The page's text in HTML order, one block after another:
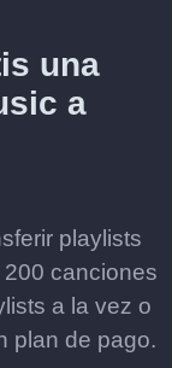
una
a
playlists
canciones
a la vez o
plan de pago.